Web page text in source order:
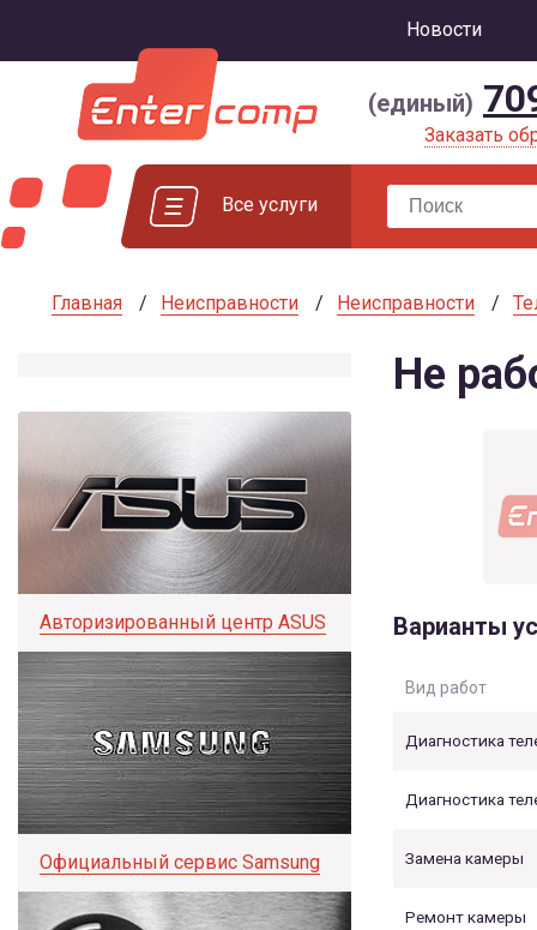
Новости
(единый)
Заказать
Все услуги
Главная Неисправности Неисправности
Авторизированный центр ASUS
Официальный сервис Samsung
Не
Варианты
Вид работ
Диагностика
Диагностика
Замена камеры
Ремонт камеры